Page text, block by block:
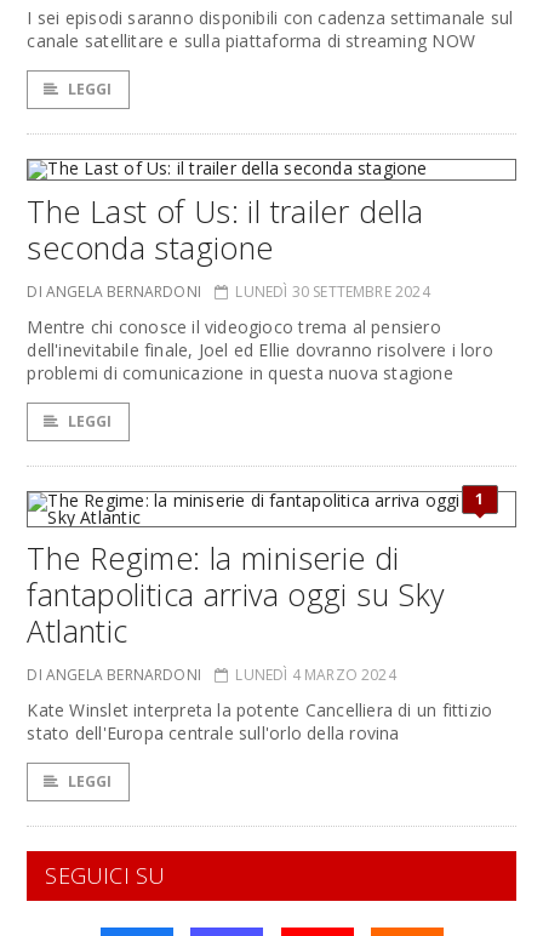
I sei episodi saranno disponibili con cadenza settimanale sul
canale satellitare e sulla piattaforma di streaming NOW
LEGGI
The Last of Us: il trailer della
seconda stagione
DI ANGELA BERNARDONI LUNEDÌ 30 SETTEMBRE 2024
Mentre chi conosce il videogioco trema al pensiero
dell'inevitabile finale, Joel ed Ellie dovranno risolvere i loro
problemi di comunicazione in questa nuova stagione
LEGGI
1
The Regime: la miniserie di
fantapolitica arriva oggi su Sky
Atlantic
DI ANGELA BERNARDONI LUNEDÌ 4 MARZO 2024
Kate Winslet interpreta la potente Cancelliera di un fittizio
stato dell'Europa centrale sull'orlo della rovina
LEGGI
SEGUICI SU